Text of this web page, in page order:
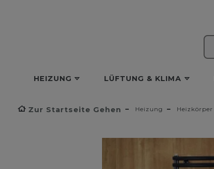
HEIZUNG LÜFTUNG & KLIMA
Zur Startseite Gehen Heizung Heizkörper